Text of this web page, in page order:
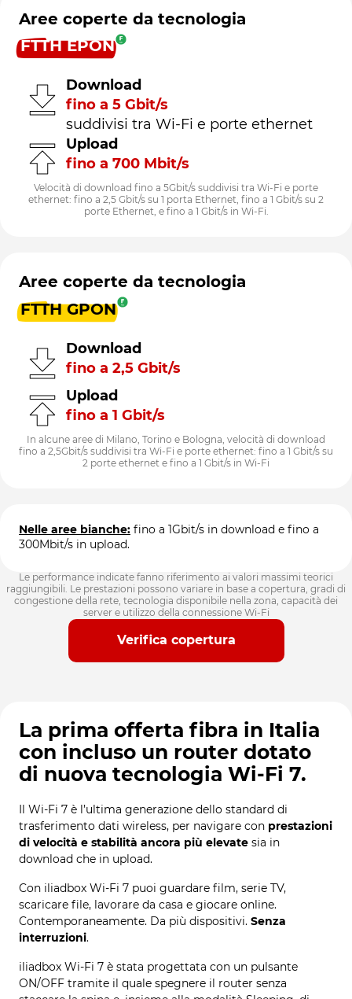
Aree coperte da tecnologia
FTTH EPON
Download
fino a 5 Gbit/s
suddivisi tra Wi-Fi e porte ethernet
Upload
fino a 700 Mbit/s
Velocità di download fino a 5Gbit/s suddivisi tra Wi-Fi e porte
ethernet: fino a 2,5 Gbit/s su 1 porta Ethernet, fino a 1 Gbit/s su 2
porte Ethernet, e fino a 1 Gbit/s in Wi-Fi.
Aree coperte da tecnologia
FTTH GPON
Download
fino a 2,5 Gbit/s
Upload
fino a 1 Gbit/s
In alcune aree di Milano, Torino e Bologna, velocità di download
fino a 2,5Gbit/s suddivisi tra Wi-Fi e porte ethernet: fino a 1 Gbit/s su
2 porte ethernet e fino a 1 Gbit/s in Wi-Fi
Nelle aree bianche: fino a 1Gbit/s in download e fino a
300Mbit/s in upload.
Le performance indicate fanno riferimento ai valori massimi teorici
raggiungibili. Le prestazioni possono variare in base a copertura, gradi di
congestione della rete, tecnologia disponibile nella zona, capacità dei
server e utilizzo della connessione Wi-Fi
Verifica copertura
La prima offerta fibra in Italia
con incluso un router dotato
di nuova tecnologia Wi-Fi 7.
Il Wi-Fi 7 è l’ultima generazione dello standard di
trasferimento dati wireless, per navigare con prestazioni
di velocità e stabilità ancora più elevate sia in
download che in upload.
Con iliadbox Wi-Fi 7 puoi guardare film, serie TV,
scaricare file, lavorare da casa e giocare online.
Contemporaneamente. Da più dispositivi. Senza
interruzioni.
iliadbox Wi-Fi 7 è stata progettata con un pulsante
ON/OFF tramite il quale spegnere il router senza